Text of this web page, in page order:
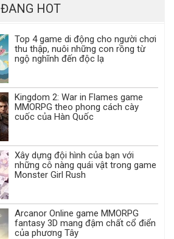
ĐANG HOT
Top 4 game di động cho người chơi
thu thập, nuôi những con rồng từ
ngộ nghĩnh đến độc lạ
Kingdom 2: War in Flames game
MMORPG theo phong cách cày
cuốc của Hàn Quốc
Xây dựng đội hình của bạn với
những cô nàng quái vật trong game
Monster Girl Rush
Arcanor Online game MMORPG
fantasy 3D mang đậm chất cổ điển
của phương Tây